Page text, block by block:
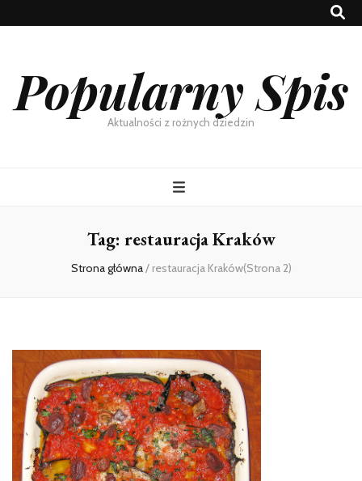
Popularny Spis
Aktualności z rożnych dziedzin
Tag: restauracja Kraków
Strona główna/ restauracja Kraków(Strona 2)